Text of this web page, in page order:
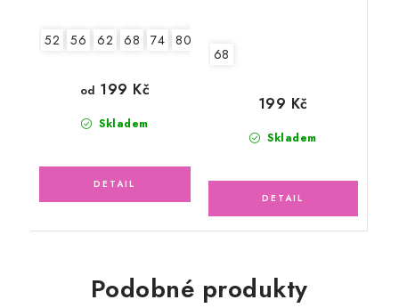
52 56 62 68 74 80
Skladem
od 199 Kč
68
Skladem
199 Kč
Podobné produkty